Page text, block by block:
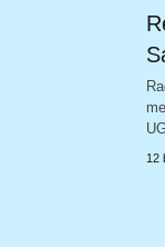
12